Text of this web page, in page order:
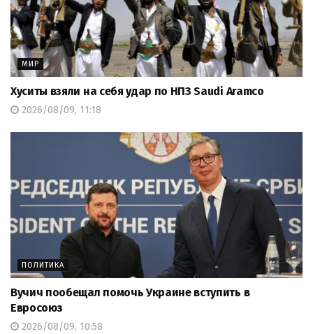
МИР
Хуситы взяли на себя удар по НПЗ Saudi Aramco
2026/08/09, 11:18
ПОЛИТИКА
Вучич пообещал помочь Украине вступить в
Евросоюз
2026/08/09, 10:58